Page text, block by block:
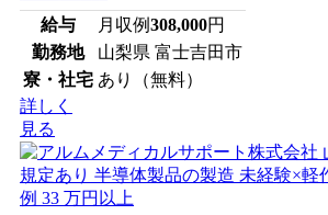
給与
月収例308,000円
勤務地
山梨県 富士吉田市
寮・社宅 あり（無料）
詳しく
見る